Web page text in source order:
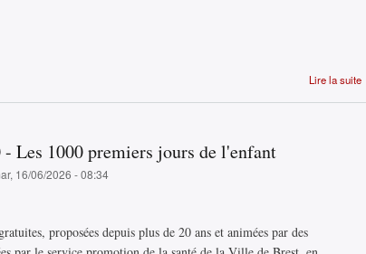
Lire la suite
Les 1000 premiers jours de l'enfant
16/06/2026 - 08:34
proposées depuis plus de 20 ans et animées par des